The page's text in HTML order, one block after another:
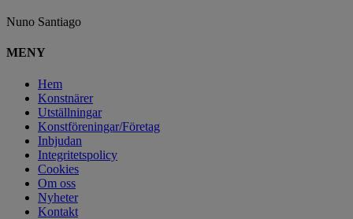
Nuno Santiago
MENY
Hem
Konstnärer
Utställningar
Konstföreningar/Företag
Inbjudan
Integritetspolicy
Cookies
Om oss
Nyheter
Kontakt